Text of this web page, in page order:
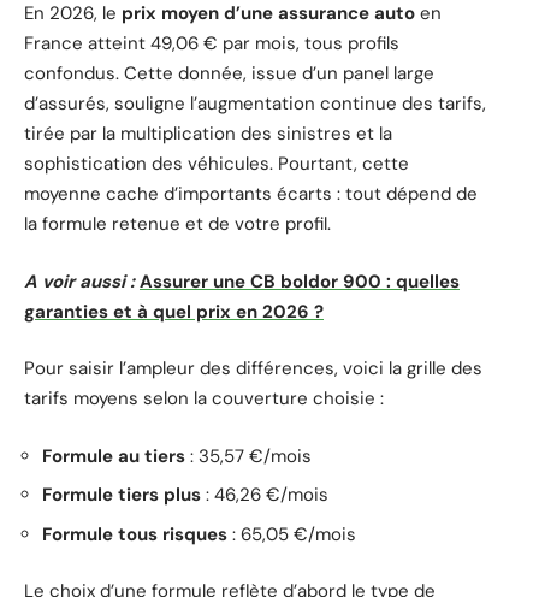
En 2026, le prix moyen d’une assurance auto en
France atteint 49,06 € par mois, tous profils
confondus. Cette donnée, issue d’un panel large
d’assurés, souligne l’augmentation continue des tarifs,
tirée par la multiplication des sinistres et la
sophistication des véhicules. Pourtant, cette
moyenne cache d’importants écarts : tout dépend de
la formule retenue et de votre profil.
A voir aussi : Assurer une CB boldor 900 : quelles
garanties et à quel prix en 2026 ?
Pour saisir l’ampleur des différences, voici la grille des
tarifs moyens selon la couverture choisie :
Formule au tiers : 35,57 €/mois
Formule tiers plus : 46,26 €/mois
Formule tous risques : 65,05 €/mois
Le choix d’une formule reflète d’abord le type de